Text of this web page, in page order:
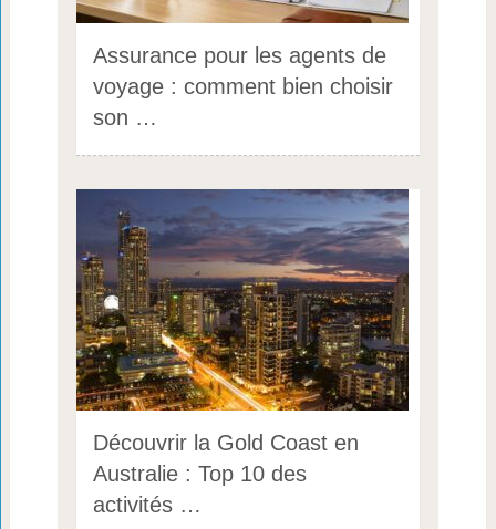
Assurance pour les agents de
voyage : comment bien choisir
son …
Découvrir la Gold Coast en
Australie : Top 10 des
activités …